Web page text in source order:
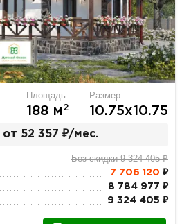
Площадь
188 м2
Размер
10.75х10.75
от 52 357 ₽/мес.
Без скидки 9 324 405 ₽
7 706 120 ₽
8 784 977 ₽
9 324 405 ₽